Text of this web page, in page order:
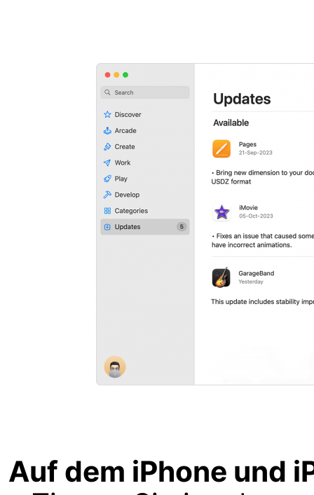
Auf dem iPhone und